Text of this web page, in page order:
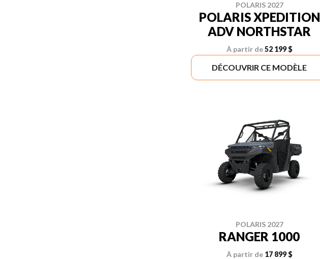
POLARIS 2027
POLARIS XPEDITION
ADV NORTHSTAR
À partir de52 199 $
DÉCOUVRIR CE MODÈLE
POLARIS 2027
RANGER 1000
À partir de 17 899 $